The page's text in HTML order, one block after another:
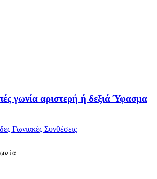
γωνία αριστερή ή δεξιά Ύφασμα
Γωνιακές Συνθέσεις